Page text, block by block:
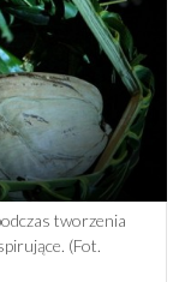
tworzenia
(Fot.